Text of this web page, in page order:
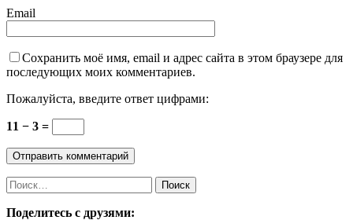
Email
Сохранить моё имя, email и адрес сайта в этом браузере для
последующих моих комментариев.
Пожалуйста, введите ответ цифрами:
11 − 3 =
Найти:
Поделитесь с друзями: